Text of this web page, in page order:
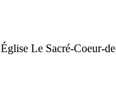
Église Le Sacré-Coeur-